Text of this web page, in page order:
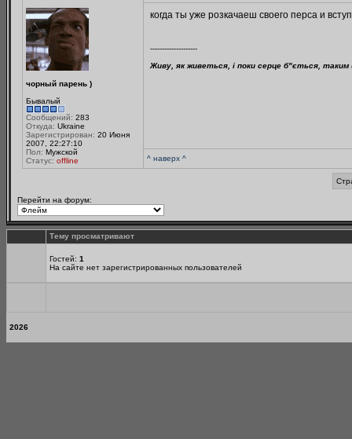
чорный парень )
Бывалый
Сообщений: 283
Откуда: Ukraine
Зарегистрирован: 20 Июня
2007, 22:27:10
Пол: Мужской
Статус: offline
когда ты уже розкачаеш своего перса и
--------------------
Живу, як живеться, і поки серце б"ється, таким
^ наверх ^
Перейти на форум:
Тему просматривают
Гостей: 1
На сайте нет зарегистрированных пользователей
2026